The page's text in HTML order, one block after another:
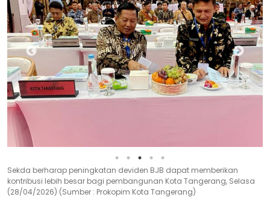
Sekda berharap peningkatan deviden BJB dapat memberikan
kontribusi lebih besar bagi pembangunan Kota Tangerang, Selasa
(28/04/2026) (Sumber : Prokopim Kota Tangerang)